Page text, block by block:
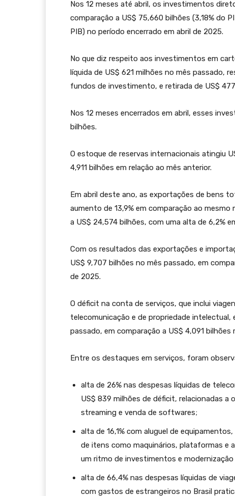
Nos 12 meses até abril, os investimentos
comparação a US$ 75,660 bilhões (3,18% do
PIB) no período encerrado em abril de 2025.
No que diz respeito aos investimentos em
líquida de US$ 621 milhões no mês passado,
fundos de investimento, e retirada de US$
Nos 12 meses encerrados em abril, esses
bilhões.
O estoque de reservas internacionais atingiu
4,911 bilhões em relação ao mês anterior.
Em abril deste ano, as exportações de bens
aumento de 13,9% em comparação ao
a US$ 24,574 bilhões, com uma alta de 6,2%
Com os resultados das exportações e
US$ 9,707 bilhões no mês passado, em
de 2025.
O déficit na conta de serviços, que inclui
telecomunicação e de propriedade
passado, em comparação a US$ 4,091
Entre os destaques em serviços, foram
alta de 26% nas despesas líquidas de
US$ 839 milhões de déficit, relacionadas
streaming e venda de softwares;
alta de 16,1% com aluguel de
de itens como maquinários, plataformas e
um ritmo de investimentos e
alta de 66,4% nas despesas líquidas de
com gastos de estrangeiros no Brasil